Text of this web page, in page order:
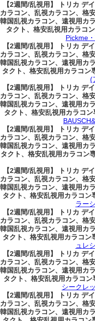
【2週間/乱視用】 トリカ デ
カラコン、乱視カラコン、格
韓国乱視カラコン、遠視用カ
タクト、格安乱視用カラコ
Pickme
【2週間/乱視用】 トリカ デ
カラコン、乱視カラコン、格
韓国乱視カラコン、遠視用カ
タクト、格安乱視用カラコン
(
【2週間/乱視用】 トリカ デ
カラコン、乱視カラコン、格
韓国乱視カラコン、遠視用カ
タクト、格安乱視用カラコ
【2週間/乱視用】 トリカ デ
カラコン、乱視カラコン、格
韓国乱視カラコン、遠視用カ
タクト、格安乱視用カラコン
【2週間/乱視用】 トリカ デ
カラコン、乱視カラコン、格
韓国乱視カラコン、遠視用カ
タクト、格安乱視用カラコ
ラー
【2週間/乱視用】 トリカ デ
カラコン、乱視カラコン、格
韓国乱視カラコン、遠視用カ
タクト、格安乱視用カラコ
ュレ
【2週間/乱視用】 トリカ デ
カラコン、乱視カラコン、格
韓国乱視カラコン、遠視用カ
タクト、格安乱視用カラコ
シークレ
【2週間/乱視用】 トリカ デ
カラコン、乱視カラコン、格
韓国乱視カラコン、遠視用カ